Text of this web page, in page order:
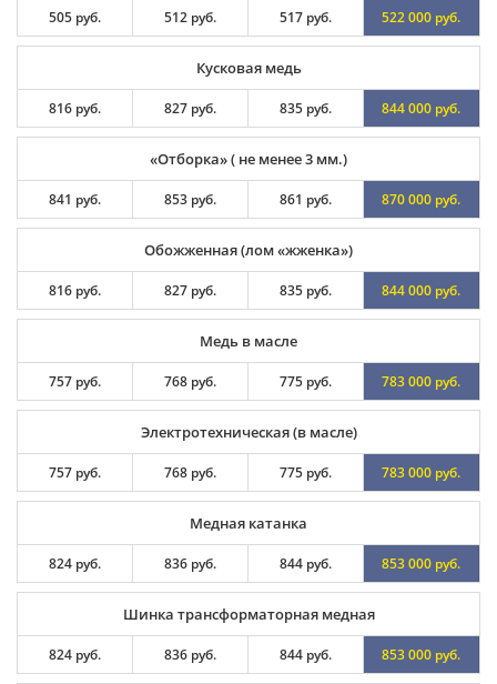
505 руб. 512 руб. 517 руб. 522 000 руб.
Кусковая медь
816 руб. 827 руб. 835 руб. 844 000 руб.
«Отборка» ( не менее 3 мм.)
841 руб. 853 руб. 861 руб. 870 000 руб.
Обожженная (лом «жженка»)
816 руб. 827 руб. 835 руб. 844 000 руб.
Медь в масле
757 руб. 768 руб. 775 руб. 783 000 руб.
Электротехническая (в масле)
757 руб. 768 руб. 775 руб. 783 000 руб.
Медная катанка
824 руб. 836 руб. 844 руб. 853 000 руб.
Шинка трансформаторная медная
824 руб. 836 руб. 844 руб. 853 000 руб.